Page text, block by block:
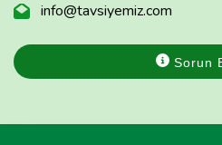
info@tavsiyemiz.com
Sorun